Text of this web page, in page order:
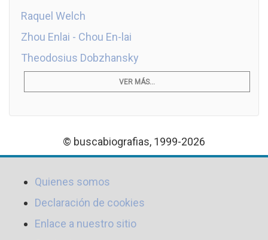
Raquel Welch
Zhou Enlai - Chou En-lai
Theodosius Dobzhansky
VER MÁS...
© buscabiografias, 1999-2026
Quienes somos
Declaración de cookies
Enlace a nuestro sitio